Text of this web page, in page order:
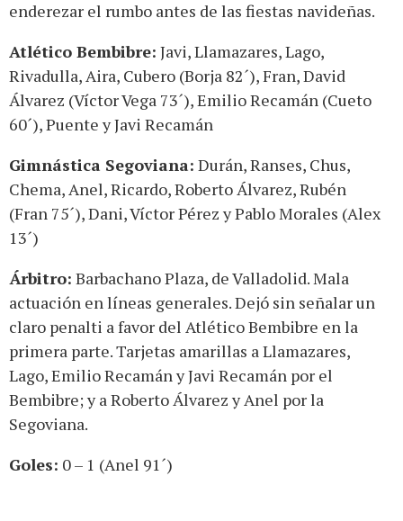
enderezar el rumbo antes de las fiestas navideñas.
Atlético Bembibre: Javi, Llamazares, Lago,
Rivadulla, Aira, Cubero (Borja 82´), Fran, David
Álvarez (Víctor Vega 73´), Emilio Recamán (Cueto
60´), Puente y Javi Recamán
Gimnástica Segoviana: Durán, Ranses, Chus,
Chema, Anel, Ricardo, Roberto Álvarez, Rubén
(Fran 75´), Dani, Víctor Pérez y Pablo Morales (Alex
13´)
Árbitro: Barbachano Plaza, de Valladolid. Mala
actuación en líneas generales. Dejó sin señalar un
claro penalti a favor del Atlético Bembibre en la
primera parte. Tarjetas amarillas a Llamazares,
Lago, Emilio Recamán y Javi Recamán por el
Bembibre; y a Roberto Álvarez y Anel por la
Segoviana.
Goles: 0 – 1 (Anel 91´)